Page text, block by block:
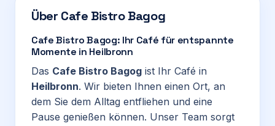
Über Cafe Bistro Bagog
Cafe Bistro Bagog: Ihr Café für entspannte
Momente in Heilbronn
Das Cafe Bistro Bagog ist Ihr Café in
Heilbronn. Wir bieten Ihnen einen Ort, an
dem Sie dem Alltag entfliehen und eine
Pause genießen können. Unser Team sorgt